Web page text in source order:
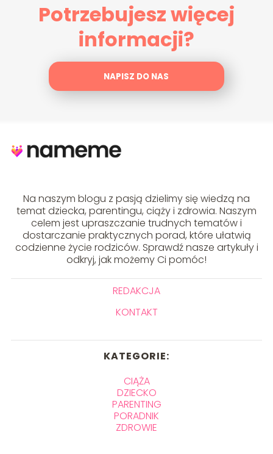
Potrzebujesz więcej
informacji?
NAPISZ DO NAS
Na naszym blogu z pasją dzielimy się wiedzą na
temat dziecka, parentingu, ciąży i zdrowia. Naszym
celem jest upraszczanie trudnych tematów i
dostarczanie praktycznych porad, które ułatwią
codzienne życie rodziców. Sprawdź nasze artykuły i
odkryj, jak możemy Ci pomóc!
REDAKCJA
KONTAKT
KATEGORIE:
CIĄŻA
DZIECKO
PARENTING
PORADNIK
ZDROWIE